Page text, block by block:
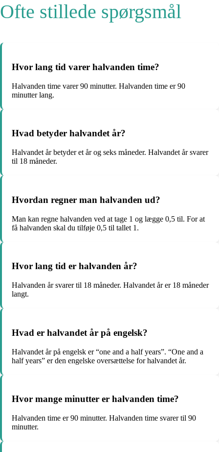
Ofte stillede spørgsmål
Hvor lang tid varer halvanden time?
Halvanden time varer 90 minutter. Halvanden time er 90
minutter lang.
Hvad betyder halvandet år?
Halvandet år betyder et år og seks måneder. Halvandet år svarer
til 18 måneder.
Hvordan regner man halvanden ud?
Man kan regne halvanden ved at tage 1 og lægge 0,5 til. For at
få halvanden skal du tilføje 0,5 til tallet 1.
Hvor lang tid er halvanden år?
Halvanden år svarer til 18 måneder. Halvandet år er 18 måneder
langt.
Hvad er halvandet år på engelsk?
Halvandet år på engelsk er “one and a half years”. “One and a
half years” er den engelske oversættelse for halvandet år.
Hvor mange minutter er halvanden time?
Halvanden time er 90 minutter. Halvanden time svarer til 90
minutter.